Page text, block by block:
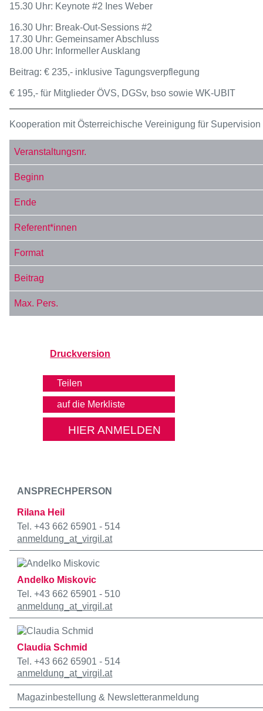
15.30 Uhr: Keynote #2 Ines Weber
16.30 Uhr: Break-Out-Sessions #2
17.30 Uhr: Gemeinsamer Abschluss
18.00 Uhr: Informeller Ausklang
Beitrag: € 235,- inklusive Tagungsverpflegung
€ 195,- für Mitglieder ÖVS, DGSv, bso sowie WK-UBIT
Kooperation mit Österreichische Vereinigung für
Druckversion
Teilen
HIER ANMELDEN
ANSPRECHPERSON
Rilana Heil
Tel. +43 662 65901 - 514
anmeldung _at_virgil.at
Andelko Miskovic
Tel. +43 662 65901 - 510
anmeldung _at_virgil.at
Claudia Schmid
Tel. +43 662 65901 - 514
anmeldung _at_virgil.at
Magazinbestellung & Newsletteranmeldung